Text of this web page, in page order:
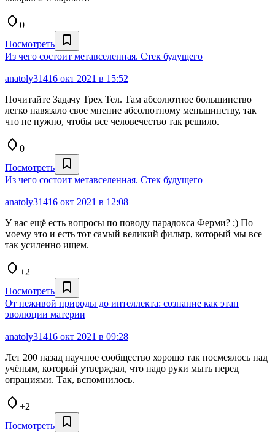
0
Посмотреть
Из чего состоит метавселенная. Стек будущего
anatoly31416 окт 2021 в 15:52
Почитайте Задачу Трех Тел. Там абсолютное большинство
легко навязало свое мнение абсолютному меньшинству, так
что не нужно, чтобы все человечество так решило.
0
Посмотреть
Из чего состоит метавселенная. Стек будущего
anatoly31416 окт 2021 в 12:08
У вас ещё есть вопросы по поводу парадокса Ферми? ;) По
моему это и есть тот самый великий фильтр, который мы все
так усиленно ищем.
+2
Посмотреть
От неживой природы до интеллекта: сознание как этап
эволюции материи
anatoly31416 окт 2021 в 09:28
Лет 200 назад научное сообщество хорошо так посмеялось над
учёным, который утверждал, что надо руки мыть перед
опрациями. Так, вспомнилось.
+2
Посмотреть